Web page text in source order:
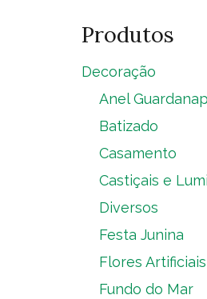
Produtos
Decoração
Anel
Batizado
Casamento
Castiçais e
Diversos
Festa Junina
Flores Artificiais
Fundo do Mar